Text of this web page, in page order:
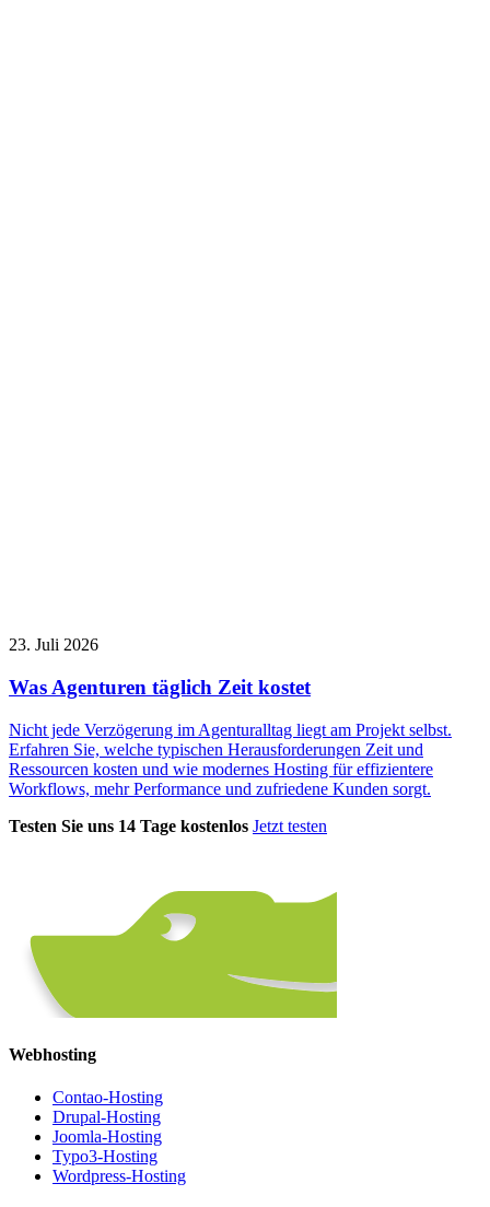
23. Juli 2026
Was Agenturen täglich Zeit kostet
Nicht jede Verzögerung im Agenturalltag liegt am Projekt selbst.
Erfahren Sie, welche typischen Herausforderungen Zeit und
Ressourcen kosten und wie modernes Hosting für effizientere
Workflows, mehr Performance und zufriedene Kunden sorgt.
Testen Sie uns 14 Tage kostenlos Jetzt testen
Webhosting
Contao-Hosting
Drupal-Hosting
Joomla-Hosting
Typo3-Hosting
Wordpress-Hosting